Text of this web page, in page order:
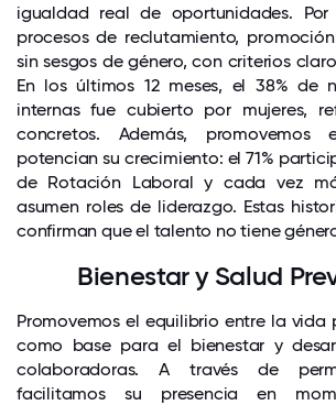
igualdad real de oportunidades. Por
procesos de reclutamiento,
sin sesgos de género, con criterios
En los últimos 12 meses, el 38% de
internas fue cubierto por mujeres,
concretos. Además, promovemos
potencian su crecimiento: el 71%
de Rotación Laboral y cada vez
asumen roles de liderazgo. Estas
confirman que el talento no tiene
Bienestar y Salud
Promovemos el equilibrio entre la vida
como base para el bienestar y
colaboradoras. A través de
facilitamos su presencia en